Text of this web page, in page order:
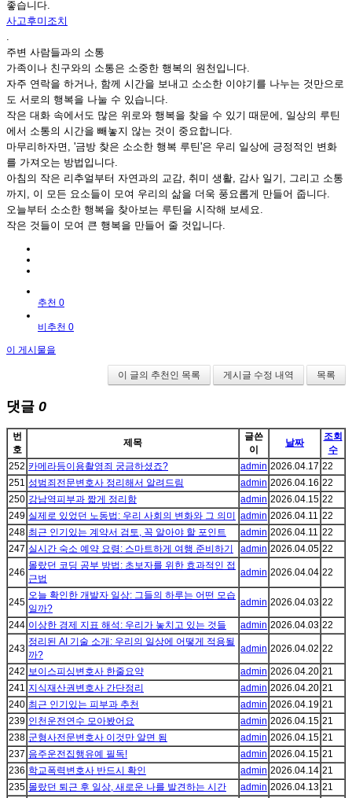
좋습니다.
사고후미조치
.
주변 사람들과의 소통
가족이나 친구와의 소통은 소중한 행복의 원천입니다.
자주 연락을 하거나, 함께 시간을 보내고 소소한 이야기를 나누는 것만으로
도 서로의 행복을 나눌 수 있습니다.
작은 대화 속에서도 많은 위로와 행복을 찾을 수 있기 때문에, 일상의 루틴
에서 소통의 시간을 빼놓지 않는 것이 중요합니다.
마무리하자면, '금방 찾은 소소한 행복 루틴'은 우리 일상에 긍정적인 변화
를 가져오는 방법입니다.
아침의 작은 리추얼부터 자연과의 교감, 취미 생활, 감사 일기, 그리고 소통
까지, 이 모든 요소들이 모여 우리의 삶을 더욱 풍요롭게 만들어 줍니다.
오늘부터 소소한 행복을 찾아보는 루틴을 시작해 보세요.
작은 것들이 모여 큰 행복을 만들어 줄 것입니다.
추천 0
비추천 0
이 게시물을
이 글의 추천인 목록 게시글 수정 내역 목록
댓글 0
번
호
제목
글쓴
이
날짜
조회
수
252 카메라등이용촬영죄 궁금하셨죠? admin 2026.04.17 22
251 성범죄전문변호사 정리해서 알려드림 admin 2026.04.16 22
250 강남역피부과 짧게 정리함 admin 2026.04.15 22
249 실제로 있었던 노동법: 우리 사회의 변화와 그 의미 admin 2026.04.11 22
248 최근 인기있는 계약서 검토, 꼭 알아야 할 포인트 admin 2026.04.11 22
247 실시간 숙소 예약 요령: 스마트하게 여행 준비하기 admin 2026.04.05 22
246
몰랐던 코딩 공부 방법: 초보자를 위한 효과적인 접
근법
admin 2026.04.04 22
245
오늘 확인한 개발자 일상: 그들의 하루는 어떤 모습
일까?
admin 2026.04.03 22
244 이상한 경제 지표 해석: 우리가 놓치고 있는 것들 admin 2026.04.03 22
243
정리된 AI 기술 소개: 우리의 일상에 어떻게 적용될
까?
admin 2026.04.02 22
242 보이스피싱변호사 한줄요약 admin 2026.04.20 21
241 지식재산권변호사 간단정리 admin 2026.04.20 21
240 최근 인기있는 피부과 추천 admin 2026.04.19 21
239 인천운전연수 모아봤어요 admin 2026.04.15 21
238 군형사전문변호사 이것만 알면 됨 admin 2026.04.15 21
237 음주운전집행유예 필독! admin 2026.04.15 21
236 학교폭력변호사 반드시 확인 admin 2026.04.14 21
235 몰랐던 퇴근 후 일상, 새로운 나를 발견하는 시간 admin 2026.04.13 21